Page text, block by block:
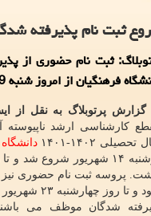
ثبت نام پذیرفته
ثبت نام حضوری از
فرهنگیان از امروز شنبه 19 شهریور شروع می شود.
گزارش پرتوبلاگ به نقل از
کارشناسی ارشد
۱۴۰۲-۱۴۰۱
دانشگاه
تا روز چهارشنبه ۲۳ شهریور ادامه دارد.
شدگان موظف می